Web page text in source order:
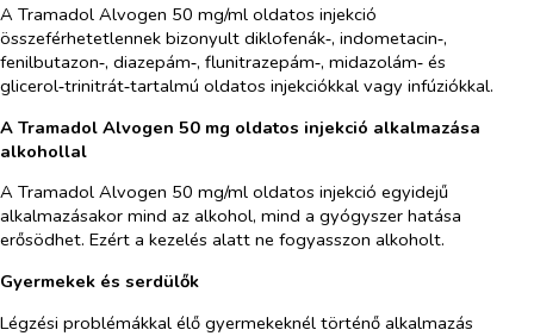
A Tramadol Alvogen 50 mg/ml oldatos injekció
összeférhetetlennek bizonyult diklofenák‑, indometacin‑,
fenilbutazon‑, diazepám‑, flunitrazepám‑, midazolám‑ és
glicerol‑trinitrát‑tartalmú oldatos injekciókkal vagy infúziókkal.
A Tramadol Alvogen 50 mg oldatos injekció alkalmazása
alkohollal
A Tramadol Alvogen 50 mg/ml oldatos injekció egyidejű
alkalmazásakor mind az alkohol, mind a gyógyszer hatása
erősödhet. Ezért a kezelés alatt ne fogyasszon alkoholt.
Gyermekek és serdülők
Légzési problémákkal élő gyermekeknél történő alkalmazás